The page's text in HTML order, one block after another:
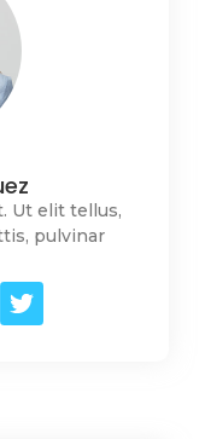
Ut elit tellus,
pulvinar